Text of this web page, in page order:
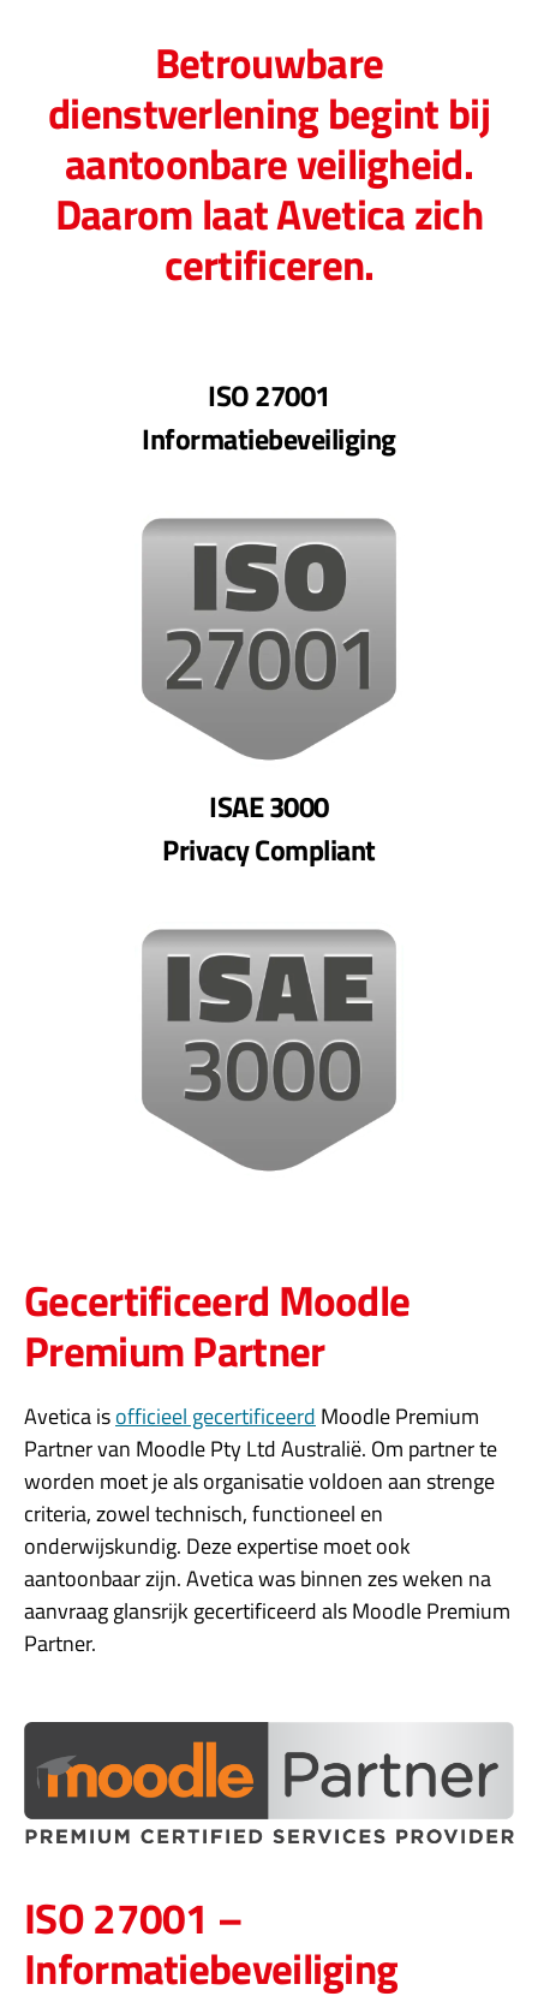
Betrouwbare
dienstverlening begint bij
aantoonbare veiligheid.
Daarom laat Avetica zich
certificeren.
ISO 27001
Informatiebeveiliging
ISAE 3000
Privacy Compliant
Gecertificeerd Moodle
Premium Partner
Avetica isofficieel gecertificeerd Moodle Premium
Partner van Moodle Pty Ltd Australië. Om partner te
worden moet je als organisatie voldoen aan strenge
criteria, zowel technisch, functioneel en
onderwijskundig. Deze expertise moet ook
aantoonbaar zijn. Avetica was binnen zes weken na
aanvraag glansrijk gecertificeerd als Moodle Premium
Partner.
ISO 27001 –
Informatiebeveiliging